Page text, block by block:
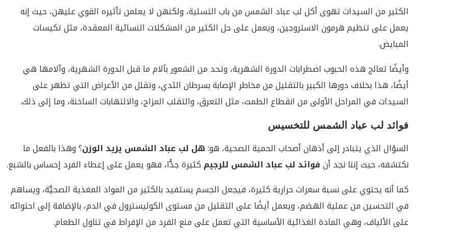
الكثير من السيدات تهوى أكل لب عباد الشمس من باب التسلية، ولكنهن لا يعلمن تأثيره القوي عليهن، حيث إنه
يعمل على تنظيم هرمون الاستروجين، ويعمل على حل الكثير من المشكلات النسائية المعقدة، مثل تكيسات
المبايض.
وأيضًا تعالج هذه الحبوب اضطرابات الدورة الشهرية، وتحد من الشعور بآلام ما قبل الدورة الشهرية، وآلامها هي
أيضًا، هذا بخلاف دورها الكبير بالتقليل من مخاطر الإصابة بسرطان الثدي، وتقلل من الأعراض التي تظهر على
السيدات في المراحل الأولى من انقطاع الطمث، مثل التعرق، والتقلب المزاج، والالتهابات الساخنة، وما إلى ذلك.
فوائد لب عباد الشمس للتخسيس
السؤال الذي يتبادر إلى أذهان أصحاب الحمية الصحية، هو:هل لب عباد الشمس يزيد الوزن؟ وهذا بالفعل ما
نكتشفه، حيث إننا نجد أنفوائد لب عباد الشمس للرجيم كثيرة جدًّا، فهو يعمل على إعطاء الفرد إحساس بالشبع.
كما أنه يحتوي على نسبة سعرات حرارية كثيرة، فيجعل الجسم يستفيد بالكثير من المواد المغذية الصحيَّة، ويساهم
في التحسين من عملية الهضم، ويعمل أيضًا على التقليل من مستوى الكوليسترول في الدم، بالإضافة إلى احتوائه
على الألياف، وهي المادة الغذائية الأساسية التي تعمل على منع الفرد من الإفراط في تناول الطعام.